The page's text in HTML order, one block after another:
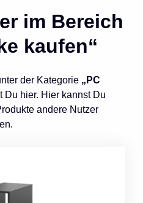
im Bereich
kaufen“
der Kategorie „PC
Du hier. Hier kannst Du
andere Nutzer